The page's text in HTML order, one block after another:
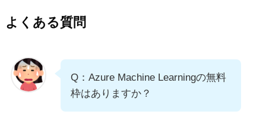
よくある質問
Q：Azure Machine Learningの無料
枠はありますか？